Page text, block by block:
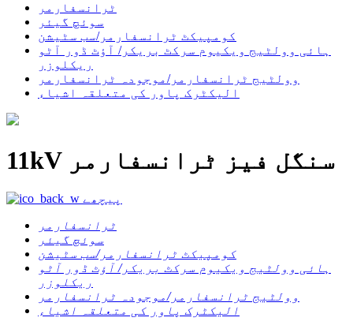
ٹرانسفارمر
سوئچ گیئر
کومپیکٹ ٹرانسفارمر/سب سٹیشن
ہائی وولٹیج ویکیوم سرکٹ بریکر/ آؤٹ ڈور آٹو
ریکلوزر
وولٹیج ٹرانسفارمر/موجودہ ٹرانسفارمر
الیکٹرک پاور کی متعلقہ اشیاء
11kV سنگل فیز ٹرانسفارمر
پیچھے
ٹرانسفارمر
سوئچ گیئر
کومپیکٹ ٹرانسفارمر/سب سٹیشن
ہائی وولٹیج ویکیوم سرکٹ بریکر/ آؤٹ ڈور آٹو
ریکلوزر
وولٹیج ٹرانسفارمر/موجودہ ٹرانسفارمر
الیکٹرک پاور کی متعلقہ اشیاء